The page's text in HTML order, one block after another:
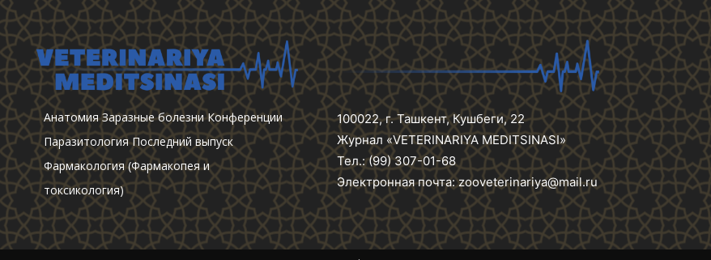
Анатомия Заразные болезни Конференции
Паразитология Последний выпуск
Фармакология (Фармакопея и
токсикология)
100022, г. Ташкент, Кушбеги, 22
Журнал «VETERINARIYA MEDITSINASI»
Тел.: (99) 307-01-68
Электронная почта: zooveterinariya@mail.ru